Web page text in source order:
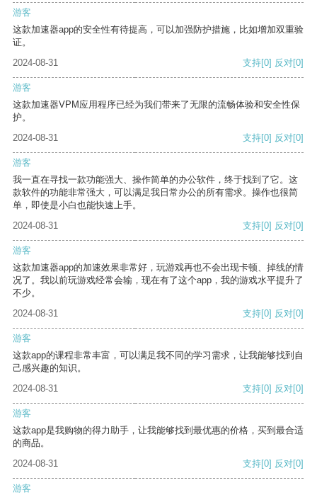
游客
这款加速器app的安全性有待提高，可以加强防护措施，比如增加双重验
证。
2024-08-31
支持[0] 反对[0]
游客
这款加速器VPM应用程序已经为我们带来了无限的流畅体验和安全性保
护。
2024-08-31
支持[0] 反对[0]
游客
我一直在寻找一款功能强大、操作简单的办公软件，终于找到了它。这
款软件的功能非常强大，可以满足我日常办公的所有需求。操作也很简
单，即使是小白也能快速上手。
2024-08-31
支持[0] 反对[0]
游客
这款加速器app的加速效果非常好，玩游戏再也不会出现卡顿、掉线的情
况了。我以前玩游戏经常会输，现在有了这个app，我的游戏水平提升了
不少。
2024-08-31
支持[0] 反对[0]
游客
这款app的课程非常丰富，可以满足我不同的学习需求，让我能够找到自
己感兴趣的知识。
2024-08-31
支持[0] 反对[0]
游客
这款app是我购物的得力助手，让我能够找到最优惠的价格，买到最合适
的商品。
2024-08-31
支持[0] 反对[0]
游客